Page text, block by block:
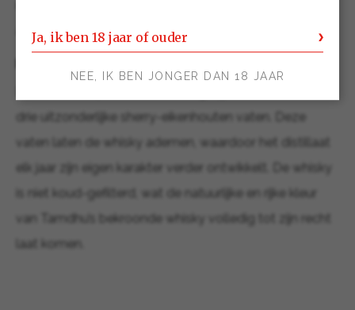
amberkleur waar Tamdhu om bekend staat.
drie uitzonderlijke sherry-eikenhouten vaten. Deze
vaten laten de whisky ademen, waardoor het distillaat
elk jaar zijn eigen karakter verder ontwikkelt. De whisky
is niet koud-gefilterd, wat de natuurlijke en rijke kleur
van Tamdhu’s bekroonde whisky volledig tot zijn recht
laat komen.
Ja, ik ben 18 jaar of ouder
NEE, IK BEN JONGER DAN 18 JAAR